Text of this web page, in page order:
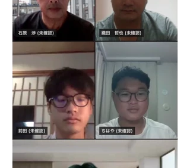
体となった原田大六先生にちなんだ話が繋がり
ました。